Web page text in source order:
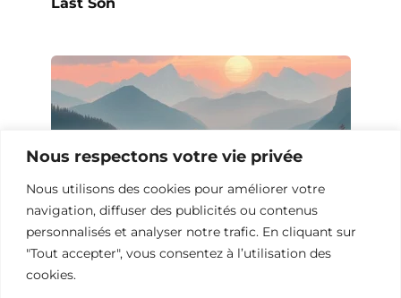
Nous respectons votre vie privée
Nous utilisons des cookies pour améliorer votre
navigation, diffuser des publicités ou contenus
personnalisés et analyser notre trafic. En cliquant sur
"Tout accepter", vous consentez à l’utilisation des
cookies.10 Films et Séries Similaires à